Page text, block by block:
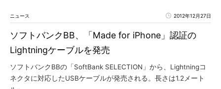
ニュース 2012年12月27日
ソフトバンクBB、「Made for iPhone」認証の
Lightningケーブルを発売
ソフトバンクBBの「SoftBank SELECTION」から、Lightningコ
ネクタに対応したUSBケーブルが発売される。長さは1.2メート